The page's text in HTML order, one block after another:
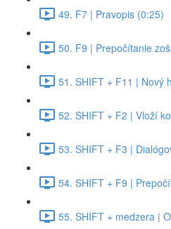
49. F7 | Pravopis (0:25)
50. F9 | Prepočítanie
51. SHIFT + F11 | Nový
52. SHIFT + F2 | Vloží
53. SHIFT + F3 |
54. SHIFT + F9 |
55. SHIFT + medzera |